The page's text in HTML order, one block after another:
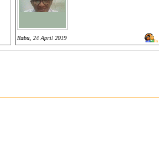
Rabu, 24 April 2019 1x